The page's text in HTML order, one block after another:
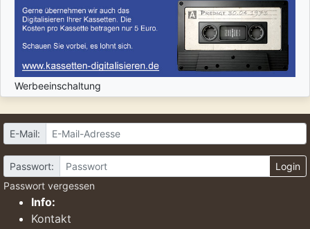
Werbeeinschaltung
E-Mail:
Passwort:
Login
Passwort vergessen
Info:
Kontakt